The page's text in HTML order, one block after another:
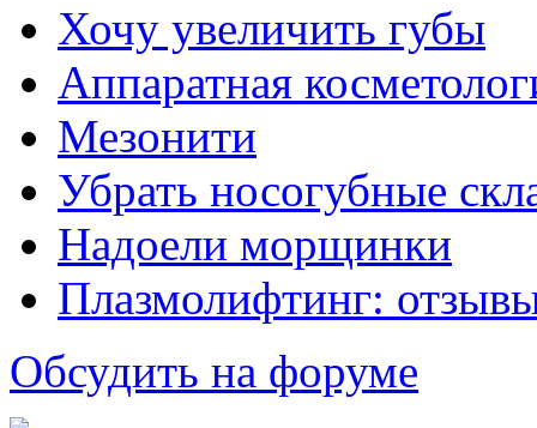
Хочу увеличить губы
Аппаратная
Мезонити
Убрать носогубные
Надоели морщинки
Плазмолифтинг:
Обсудить на форуме